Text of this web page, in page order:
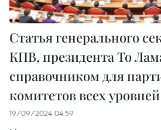
Статья генерального
КПВ, президента То
справочником для
комитетов всех уровней
19/09/2024 04:59